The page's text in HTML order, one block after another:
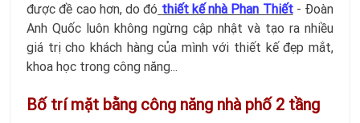
được đề cao hơn, do đó thiết kế nhà Phan Thiết- Đoàn
Anh Quốc luôn không ngừng cập nhật và tạo ra nhiều
giá trị cho khách hàng của mình với thiết kế đẹp mắt,
khoa học trong công năng...
Bố trí mặt bằng công năng nhà phố 2 tầng